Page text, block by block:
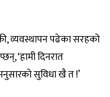
व्यवस्थापन पढेका सरहको
‘हामी दिनरात
सुविधा खै त !’